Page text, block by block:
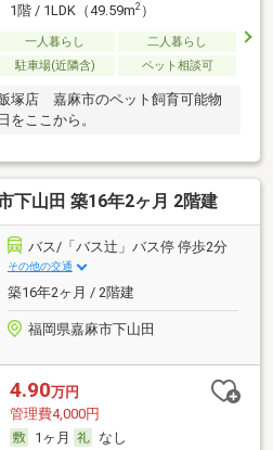
1階 / 1LDK（49.59m2）
一人暮らし
二人暮らし
駐車場(近隣含) ペット相談可
塚店 嘉麻市のペット飼育可能物
をここから。
下山田 築16年2ヶ月 2階建
バス/「バス辻」バス停 停歩2分
その他の交通
築16年2ヶ月 / 2階建
福岡県嘉麻市下山田
4.90万円
管理費4,000円
1ヶ月
なし